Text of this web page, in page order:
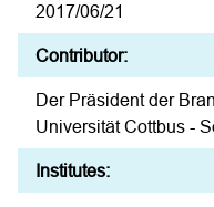
2017/06/21
Contributor:
Der Präsident der
Universität Cottbus -
Institutes: